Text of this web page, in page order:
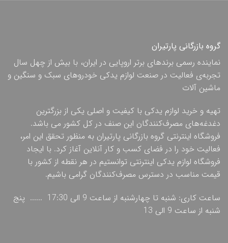
گروه بازرگانی پارتیران
نماینده رسمی برندهای برتر اروپایی در ایران، با بیش از چهل سال
تجربه‌ی فعالیت در صنعت لوازم یدکی خودروهای سبک و سنگین و
ماشین آلات
تهیه و خرید لوازم یدکی با کیفیت و اصلی یکی از بزرگترین
دغدغه‌های مصرف‌کنندگان این صنف در کل کشور می باشد.
فروشگاه اینترنتی گروه بازرگانی پارتیران به منظور تحقق این امر،
فعالیت خود را در فضای کسب و کار آنلاین آغاز کرد. با ایجاد
فروشگاه لوازم یدکی اینترنتی توانستیم در هر نقطه از کشور با
قیمت مناسب در دسترس مصرف‌کنندگان گرامی باشیم.
ساعت کاری: شنبه تا چهارشنبه از ساعت 9 الی 17:30 ...... پنج
شنبه از ساعت 9 الی 13